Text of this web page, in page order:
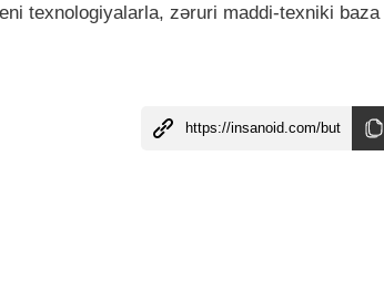
texnologiyalarla, zəruri maddi-texniki baza